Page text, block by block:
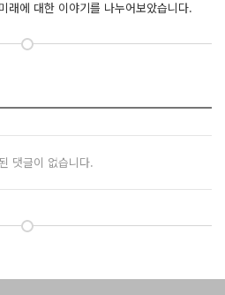
래에 대한 이야기를 나누어보았습니다.
댓글이 없습니다.